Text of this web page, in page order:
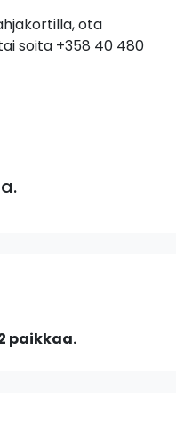
ota
soita +358 40 480
paikkaa.